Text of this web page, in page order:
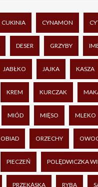
CUKINIA CYNAMON
DESER GRZYBY
JABŁKO JAJKA KASZA
KREM KURCZAK
MIÓD MIĘSO MLEKO
OBIAD ORZECHY
PIECZEŃ POLĘDWICZKA
PRZEKĄSKA RYBA